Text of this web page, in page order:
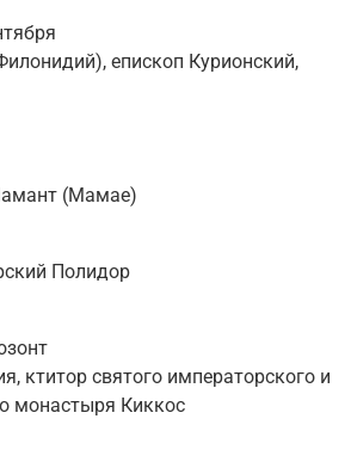
епископ Курионский,
(Мамае)
Полидор
ктитор святого императорского и
монастыря Киккос